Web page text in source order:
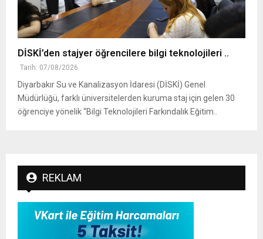
DİSKİ’den stajyer öğrencilere bilgi teknolojileri ..
Tarih: 07/08/2026
Diyarbakır Su ve Kanalizasyon İdaresi (DİSKİ) Genel
Müdürlüğü, farklı üniversitelerden kuruma staj için gelen 30
öğrenciye yönelik “Bilgi Teknolojileri Farkındalık Eğitim..
REKLAM